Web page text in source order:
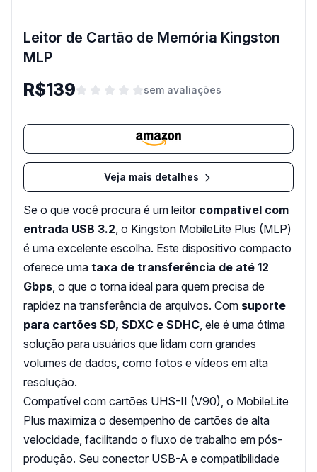
Leitor de Cartão de Memória Kingston
MLP
R$139 sem avaliações
Veja mais detalhes
Se o que você procura é um leitor compatível com
entrada USB 3.2 , o Kingston MobileLite Plus (MLP)
é uma excelente escolha. Este dispositivo compacto
oferece uma taxa de transferência de até 12
Gbps , o que o torna ideal para quem precisa de
rapidez na transferência de arquivos. Com suporte
para cartões SD, SDXC e SDHC , ele é uma ótima
solução para usuários que lidam com grandes
volumes de dados, como fotos e vídeos em alta
resolução.
Compatível com cartões UHS-II (V90), o MobileLite
Plus maximiza o desempenho de cartões de alta
velocidade, facilitando o fluxo de trabalho em pós-
produção. Seu conector USB-A e compatibilidade